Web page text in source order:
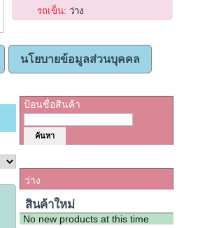
รถเข็น: ว่าง
นโยบายข้อมูลส่วนบุคคล
ป้อนชื่อสินค้า
ว่าง
สินค้าใหม่
No new products at this time